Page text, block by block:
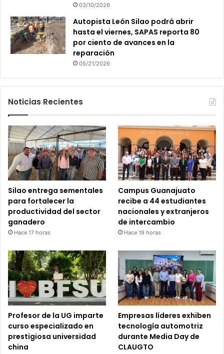
03/10/2026
Autopista León Silao podrá abrir
hasta el viernes, SAPAS reporta 80
por ciento de avances en la
reparación
05/21/2026
Noticias Recientes
Silao entrega sementales
para fortalecer la
productividad del sector
ganadero
Hace 17 horas
Campus Guanajuato
recibe a 44 estudiantes
nacionales y extranjeros
de intercambio
Hace 19 horas
Profesor de la UG imparte
curso especializado en
prestigiosa universidad
china
Empresas líderes exhiben
tecnología automotriz
durante Media Day de
CLAUGTO